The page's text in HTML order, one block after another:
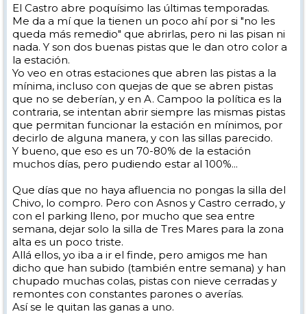
El Castro abre poquísimo las últimas temporadas.
Me da a mí que la tienen un poco ahí por si "no les
queda más remedio" que abrirlas, pero ni las pisan ni
nada. Y son dos buenas pistas que le dan otro color a
la estación.
Yo veo en otras estaciones que abren las pistas a la
mínima, incluso con quejas de que se abren pistas
que no se deberían, y en A. Campoo la política es la
contraria, se intentan abrir siempre las mismas pistas
que permitan funcionar la estación en mínimos, por
decirlo de alguna manera, y con las sillas parecido.
Y bueno, que eso es un 70-80% de la estación
muchos días, pero pudiendo estar al 100%...
Que días que no haya afluencia no pongas la silla del
Chivo, lo compro. Pero con Asnos y Castro cerrado, y
con el parking lleno, por mucho que sea entre
semana, dejar solo la silla de Tres Mares para la zona
alta es un poco triste.
Allá ellos, yo iba a ir el finde, pero amigos me han
dicho que han subido (también entre semana) y han
chupado muchas colas, pistas con nieve cerradas y
remontes con constantes parones o averías.
Así se le quitan las ganas a uno.